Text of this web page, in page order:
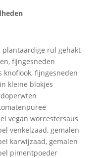
plantaardige rul gehakt
fijngesneden
knoflook, fijngesneden
kleine blokjes
vegan worcestersaus
venkelzaad, gemalen
karwijzaad, gemalen
pimentpoeder